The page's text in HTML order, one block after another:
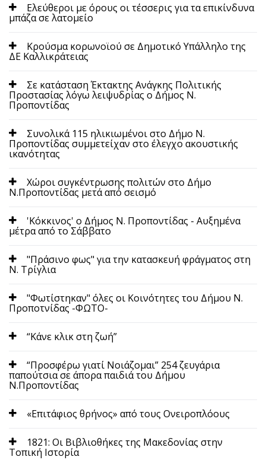
Ελεύθεροι με όρους οι τέσσερις για τα επικίνδυνα
μπάζα σε λατομείο
Κρούσμα κορωνοϊού σε Δημοτικό Υπάλληλο της
ΔΕ Καλλικράτειας
Σε κατάσταση Έκτακτης Ανάγκης Πολιτικής
Προστασίας λόγω λειψυδρίας ο Δήμος Ν.
Προποντίδας
Συνολικά 115 ηλικιωμένοι στο Δήμο Ν.
Προποντίδας συμμετείχαν στο έλεγχο ακουστικής
ικανότητας
Χώροι συγκέντρωσης πολιτών στο Δήμο
Ν.Προποντίδας μετά από σεισμό
'Κόκκινος' ο Δήμος Ν. Προποντίδας - Αυξημένα
μέτρα από το Σάββατο
"Πράσινο φως" για την κατασκευή φράγματος στη
Ν. Τρίγλια
"Φωτίστηκαν" όλες οι Κοινότητες του Δήμου Ν.
Προποτνίδας -ΦΩΤΟ-
“Κάνε κλικ στη ζωή”
“Προσφέρω γιατί Νοιάζομαι” 254 ζευγάρια
παπούτσια σε άπορα παιδιά του Δήμου
Ν.Προποντίδας
«Επιτάφιος θρήνος» από τους Ονειροπλόους
1821: Οι Βιβλιοθήκες της Μακεδονίας στην
Τοπική Ιστορία